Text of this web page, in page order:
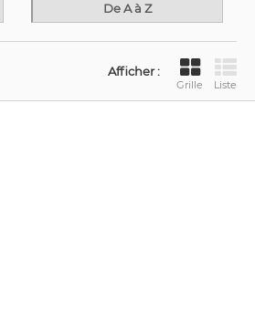
De A à Z
Afficher :
Grille Liste